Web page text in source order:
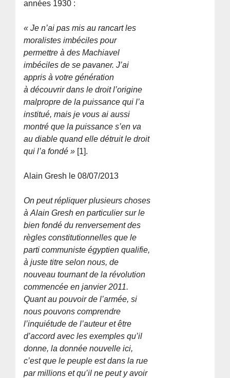
années 1930 :
« Je n’ai pas mis au rancart les
moralistes imbéciles pour
permettre à des Machiavel
imbéciles de se pavaner. J’ai
appris à votre génération
à découvrir dans le droit l’origine
malpropre de la puissance qui l’a
institué, mais je vous ai aussi
montré que la puissance s’en va
au diable quand elle détruit le droit
qui l’a fondé » [1].
Alain Gresh le 08/07/2013
On peut répliquer plusieurs choses
à Alain Gresh en particulier sur le
bien fondé du renversement des
règles constitutionnelles que le
parti communiste égyptien qualifie,
à juste titre selon nous, de
nouveau tournant de la révolution
commencée en janvier 2011.
Quant au pouvoir de l’armée, si
nous pouvons comprendre
l’inquiétude de l’auteur et être
d’accord avec les exemples qu’il
donne, la donnée nouvelle ici,
c’est que le peuple est dans la rue
par millions et qu’il ne peut y avoir